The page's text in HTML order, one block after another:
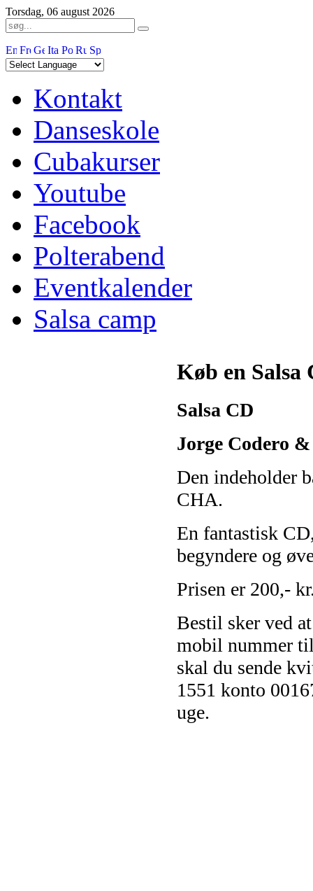
Torsdag, 06 august 2026
Kontakt
Danseskole
Cubakurser
Youtube
Facebook
Polterabend
Eventkalender
Salsa camp
Køb en Salsa
Salsa CD
Jorge Codero
Den indeholder
CHA.
En fantastisk
begyndere og
Prisen er 200,-
Bestil sker ved
mobil nummer
skal du sende
1551 konto
uge.